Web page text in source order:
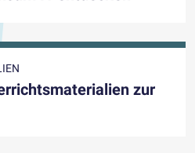
zur